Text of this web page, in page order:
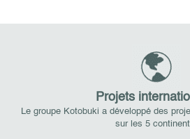
Projets
Le groupe Kotobuki a développé des
sur les 5